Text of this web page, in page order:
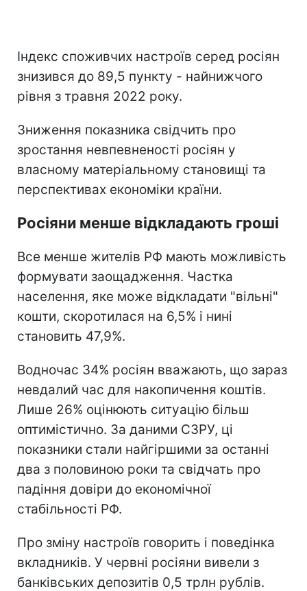
Індекс споживчих настроїв серед росіян
знизився до 89,5 пункту - найнижчого
рівня з травня 2022 року.
Зниження показника свідчить про
зростання невпевненості росіян у
власному матеріальному становищі та
перспективах економіки країни.
Росіяни менше відкладають гроші
Все менше жителів РФ мають можливість
формувати заощадження. Частка
населення, яке може відкладати "вільні"
кошти, скоротилася на 6,5% і нині
становить 47,9%.
Водночас 34% росіян вважають, що зараз
невдалий час для накопичення коштів.
Лише 26% оцінюють ситуацію більш
оптимістично. За даними СЗРУ, ці
показники стали найгіршими за останні
два з половиною роки та свідчать про
падіння довіри до економічної
стабільності РФ.
Про зміну настроїв говорить і поведінка
вкладників. У червні росіяни вивели з
банківських депозитів 0,5 трлн рублів.